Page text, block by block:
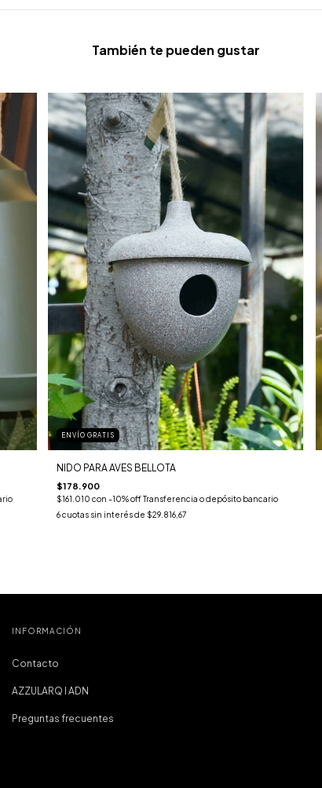
También te pueden gustar
ENVÍO GRATIS
NIDO PARA AVES BELLOTA
$178.900
$161.010 con -10% off Transferencia o depósito bancario
6cuotas sin interés de $29.816,67
INFORMACIÓN
Contacto
AZZULARQ I ADN
Preguntas frecuentes